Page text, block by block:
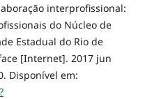
interprofissional:
do Núcleo de
Estadual do Rio de
[Internet]. 2017 jun
Disponível em: